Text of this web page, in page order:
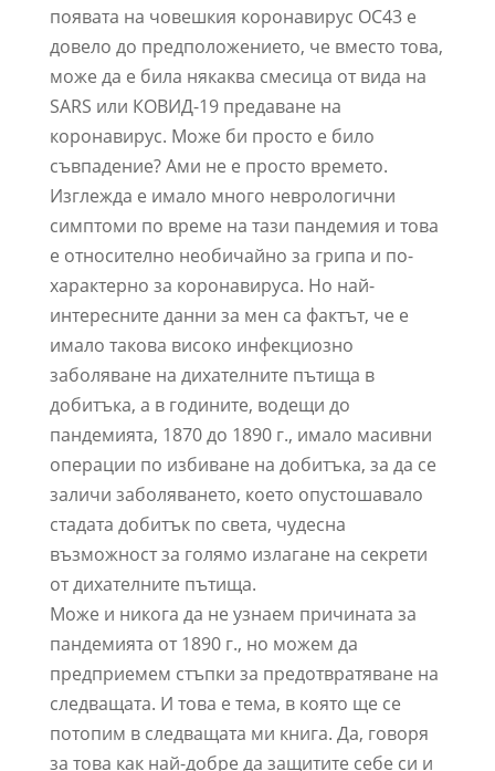
появата на човешкия коронавирус OC43 е
довело до предположението, че вместо това,
може да е била някаква смесица от вида на
SARS или КОВИД-19 предаване на
коронавирус. Може би просто е било
съвпадение? Ами не е просто времето.
Изглежда е имало много неврологични
симптоми по време на тази пандемия и това
е относително необичайно за грипа и по-
характерно за коронавируса. Но най-
интересните данни за мен са фактът, че е
имало такова високо инфекциозно
заболяване на дихателните пътища в
добитъка, а в годините, водещи до
пандемията, 1870 до 1890 г., имало масивни
операции по избиване на добитъка, за да се
заличи заболяването, което опустошавало
стадата добитък по света, чудесна
възможност за голямо излагане на секрети
от дихателните пътища.
Може и никога да не узнаем причината за
пандемията от 1890 г., но можем да
предприемем стъпки за предотвратяване на
следващата. И това е тема, в която ще се
потопим в следващата ми книга. Да, говоря
за това как най-добре да защитите себе си и